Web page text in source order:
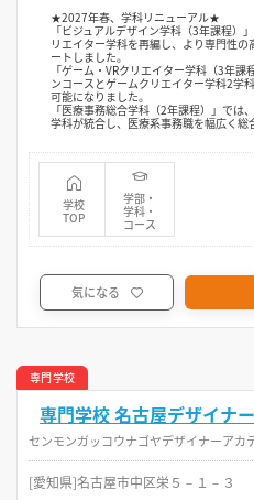
★2027年春、学科リニューアル★
「ビジュアルデザイン学科（3年課程）
リエイター学科を再編し、より専門性
ートしました。
「ゲーム・VRクリエイター学科（3年
ンコースとゲームクリエイター学科2学
可能になりました。
「医療事務総合学科（2年課程）」では
学科が統合し、医療系事務職を幅広く総
学校
TOP
学部・
学科・
コース
気になる
専門学校
専門学校 名古屋デザイナ
センモンガッコウナゴヤデザイナーアカ
[愛知県]名古屋市中区栄５－１－３